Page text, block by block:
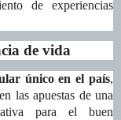
de experiencias
de vida
único en el país,
las apuestas de una
para el buen